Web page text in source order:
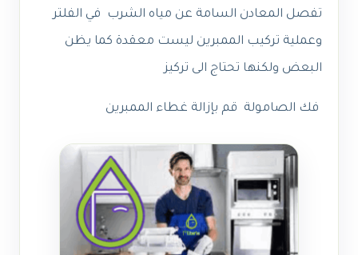
تفصل المعادن السامة عن مياه الشرب في الفلتر
وعملية تركيب الممبرين ليست معقدة كما يظن
البعض ولكنها تحتاج الى تركيز
فك الصامولة قم بإزالة غطاء الممبرين